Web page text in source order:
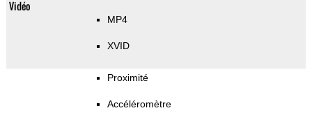
Vidéo
MP4
XVID
Proximité
Accéléromètre